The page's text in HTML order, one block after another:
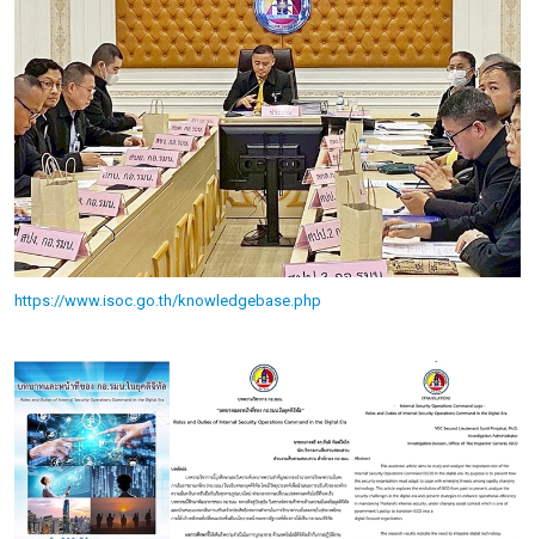
https://www.isoc.go.th/knowledgebase.php